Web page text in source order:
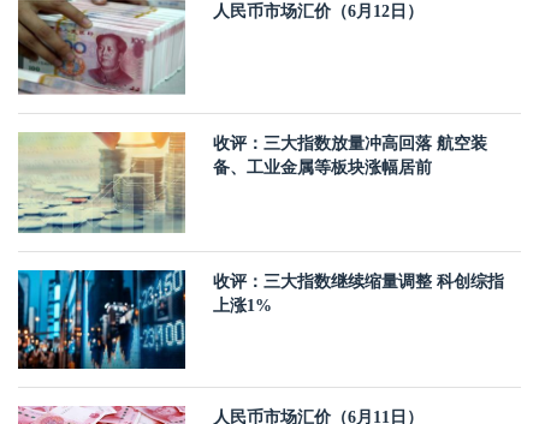
人民币市场汇价（6月12日）
收评：三大指数放量冲高回落 航空装
备、工业金属等板块涨幅居前
收评：三大指数继续缩量调整 科创综指
上涨1%
人民币市场汇价（6月11日）